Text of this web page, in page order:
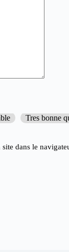
Tres bonne
dans le